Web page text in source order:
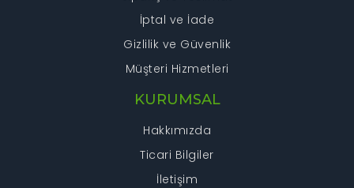
İptal ve İade
Gizlilik ve Güvenlik
Müşteri Hizmetleri
KURUMSAL
Hakkımızda
Ticari Bilgiler
İletişim